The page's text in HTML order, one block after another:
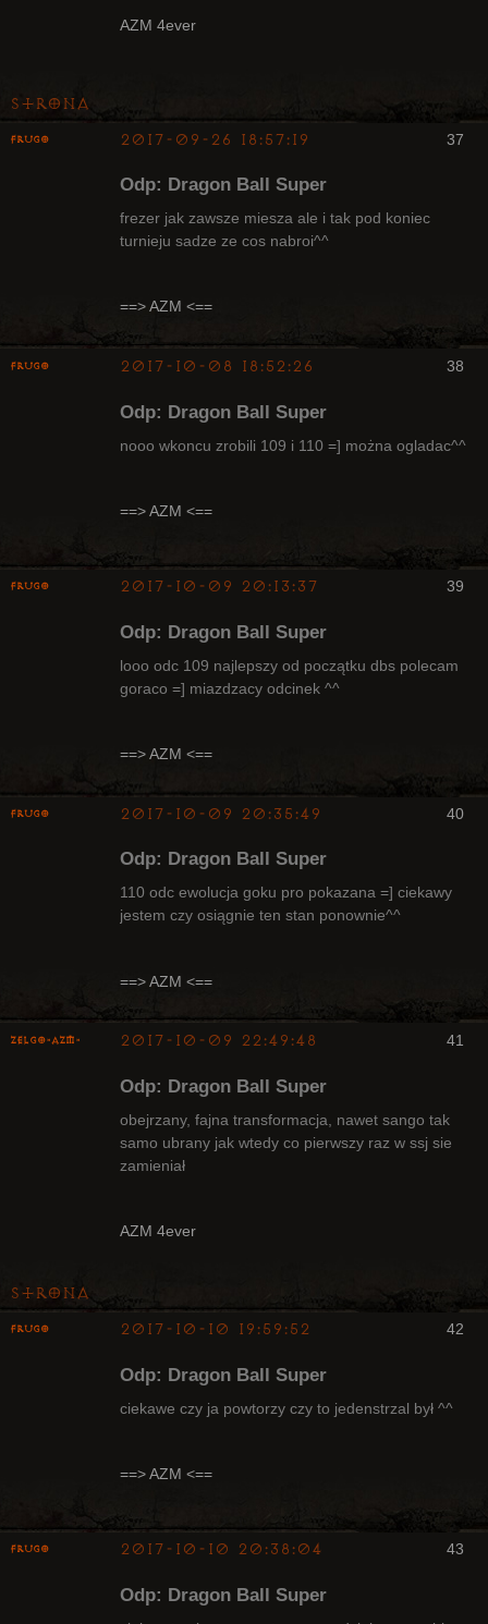
AZM 4ever
Strona
37
Frugo 2017-09-26 18:57:19
Odp: Dragon Ball Super
frezer jak zawsze miesza ale i tak pod koniec
turnieju sadze ze cos nabroi^^
==> AZM <==
38
Frugo 2017-10-08 18:52:26
Odp: Dragon Ball Super
nooo wkoncu zrobili 109 i 110 =] można ogladac^^
==> AZM <==
39
Frugo 2017-10-09 20:13:37
Odp: Dragon Ball Super
looo odc 109 najlepszy od początku dbs polecam
goraco =] miazdzacy odcinek ^^
==> AZM <==
40
Frugo 2017-10-09 20:35:49
Odp: Dragon Ball Super
110 odc ewolucja goku pro pokazana =] ciekawy
jestem czy osiągnie ten stan ponownie^^
==> AZM <==
41
ZelgO-AZM- 2017-10-09 22:49:48
Odp: Dragon Ball Super
obejrzany, fajna transformacja, nawet sango tak
samo ubrany jak wtedy co pierwszy raz w ssj sie
zamieniał
AZM 4ever
Strona
42
Frugo 2017-10-10 19:59:52
Odp: Dragon Ball Super
ciekawe czy ja powtorzy czy to jedenstrzal był ^^
==> AZM <==
43
Frugo 2017-10-10 20:38:04
Odp: Dragon Ball Super